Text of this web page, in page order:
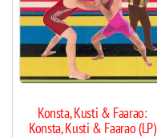
Konsta, Kusti & Faarao:
Konsta, Kusti & Faarao (LP)